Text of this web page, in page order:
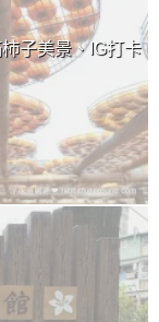
子美景、IG打卡